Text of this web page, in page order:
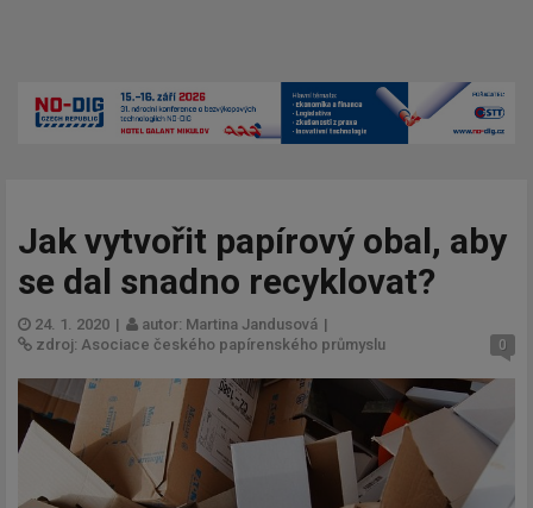
Jak vytvořit papírový obal, aby
se dal snadno recyklovat?
24. 1. 2020 | autor: Martina Jandusová |
zdroj: Asociace českého papírenského průmyslu
0